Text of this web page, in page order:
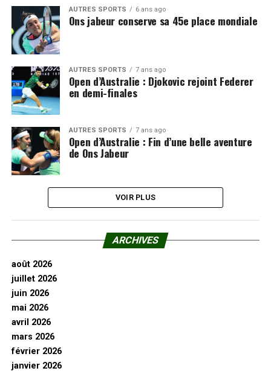
AUTRES SPORTS 6 ans ago
Ons jabeur conserve sa 45e place mondiale
AUTRES SPORTS 7 ans ago
Open d’Australie : Djokovic rejoint Federer
en demi-finales
AUTRES SPORTS 7 ans ago
Open d’Australie : Fin d’une belle aventure
de Ons Jabeur
VOIR PLUS
ARCHIVES
août 2026
juillet 2026
juin 2026
mai 2026
avril 2026
mars 2026
février 2026
janvier 2026